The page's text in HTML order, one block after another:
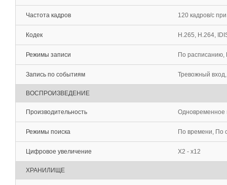
Частота кадров 120 кадров/с
Кодек H.265, H.264,
Режимы записи По расписанию,
Запись по событиям Тревожный
ВОСПРОИЗВЕДЕНИЕ
Производительность Одновременное
Режимы поиска По времени, По
Цифровое увеличение Х2 - х12
ХРАНИЛИЩЕ